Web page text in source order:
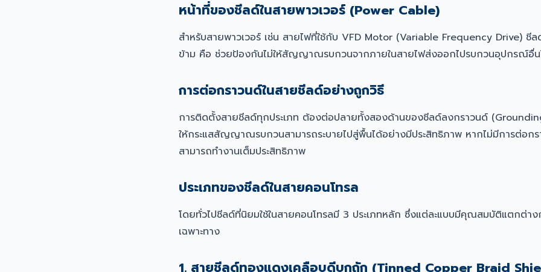
หน้าที่ของชีลด์ในสายพาวเวอร์ (Power Cable)
สำหรับสายพาวเวอร์ เช่น สายไฟที่ใช้กับ VFD Motor (Variable Frequency Drive) ชีล
ข้าม คือ ช่วยป้องกันไม่ให้สัญญาณรบกวนจากภายในสายไฟส่งออกไปรบกวนอุปกรณ์อื่น
การต่อกราวนด์ในสายชีลด์อย่างถูกวิธี
การติดตั้งสายชีลด์ทุกประเภท ต้องต่อปลายทั้งสองด้านของชีลด์ลงกราวนด์
ให้กระแสสัญญาณรบกวนสามารถระบายไปสู่พื้นได้อย่างมีประสิทธิภาพ หากไม่มีการต่อกร
สามารถทำงานเต็มประสิทธิภาพ
ประเภทของชีลด์ในสายคอนโทรล
โดยทั่วไปชีลด์ที่นิยมใช้ในสายคอนโทรลมี 3 ประเภทหลัก ซึ่งแต่ละแบบมีคุณสมบัติแตกต่าง
เฉพาะทาง
1. สายชีลด์ทองแดงเคลือบดีบุกถัก (Tinned Copper Braid